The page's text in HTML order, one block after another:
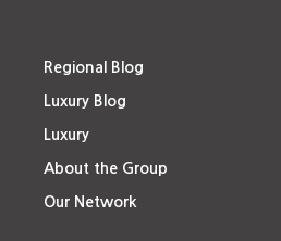
Regional Blog
Luxury Blog
Luxury
About the Group
Our Network